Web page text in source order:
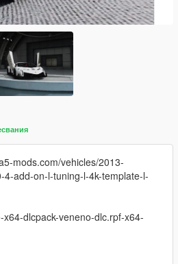
mods.com/vehicles/2013-
add-on-l-tuning-l-4k-template-l-
dlcpack-veneno-dlc.rpf-x64-